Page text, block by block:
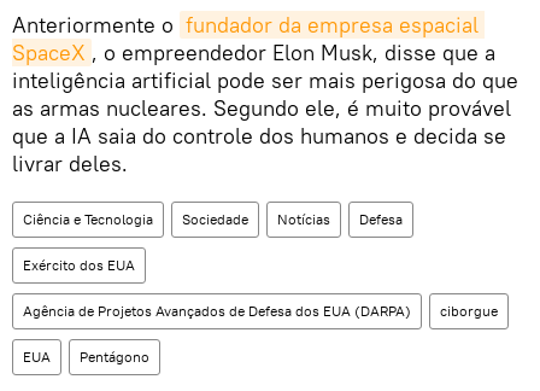
Anteriormente o fundador da empresa espacial
SpaceX , o empreendedor Elon Musk, disse que a
inteligência artificial pode ser mais perigosa do que
as armas nucleares. Segundo ele, é muito provável
que a IA saia do controle dos humanos e decida se
livrar deles.
Ciência e Tecnologia Sociedade Notícias Defesa
Exército dos EUA
Agência de Projetos Avançados de Defesa dos EUA (DARPA) ciborgue
EUA Pentágono